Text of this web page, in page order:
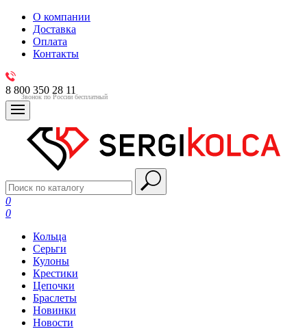
О компании
Доставка
Оплата
Контакты
8 800 350 28 11
Звонок по России бесплатный
0
0
Кольца
Серьги
Кулоны
Крестики
Цепочки
Браслеты
Новинки
Новости